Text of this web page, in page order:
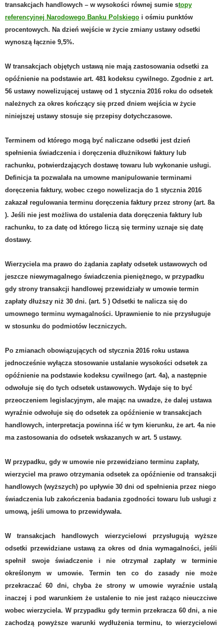
transakcjach handlowych – w wysokości równej sumie stopy
referencyjnej Narodowego Banku Polskiego i ośmiu punktów
procentowych. Na dzień wejście w życie zmiany ustawy odsetki
wynoszą łącznie 9,5%.
W transakcjach objętych ustawą nie mają zastosowania odsetki za
opóźnienie na podstawie art. 481 kodeksu cywilnego. Zgodnie z art.
56 ustawy nowelizującej ustawę od 1 stycznia 2016 roku do odsetek
należnych za okres kończący się przed dniem wejścia w życie
niniejszej ustawy stosuje się przepisy dotychczasowe.
Terminem od którego mogą być naliczane odsetki jest dzień
spełnienia świadczenia i doręczenia dłużnikowi faktury lub
rachunku, potwierdzających dostawę towaru lub wykonanie usługi.
Definicja ta pozwalała na umowne manipulowanie terminami
doręczenia faktury, wobec czego nowelizacja do 1 stycznia 2016
zakazał regulowania terminu doręczenia faktury przez strony (art. 8a
). Jeśli nie jest możliwa do ustalenia data doręczenia faktury lub
rachunku, to za datę od którego liczą się terminy uznaje się datę
dostawy.
Wierzyciela ma prawo do żądania zapłaty odsetek ustawowych od
jeszcze niewymagalnego świadczenia pieniężnego, w przypadku
gdy strony transakcji handlowej przewidziały w umowie termin
zapłaty dłuższy niż 30 dni. (art. 5 ) Odsetki te nalicza się do
umownego terminu wymagalności. Uprawnienie to nie przysługuje
w stosunku do podmiotów leczniczych.
Po zmianach obowiązujących od stycznia 2016 roku ustawa
jednocześnie wyłącza stosowanie ustalanie wysokości odsetek za
opóźnienie na podstawie kodeksu cywilnego (art. 4a), a następnie
odwołuje się do tych odsetek ustawowych. Wydaje się to być
przeoczeniem legislacyjnym, ale mając na uwadze, że dalej ustawa
wyraźnie odwołuje się do odsetek za opóźnienie w transakcjach
handlowych, interpretacja powinna iść w tym kierunku, że art. 4a nie
ma zastosowania do odsetek wskazanych w art. 5 ustawy.
W przypadku, gdy w umowie nie przewidziano terminu zapłaty,
wierzyciel ma prawo otrzymania odsetek za opóźnienie od transakcji
handlowych (wyższych) po upływie 30 dni od spełnienia przez niego
świadczenia lub zakończenia badania zgodności towaru lub usługi z
umową, jeśli umowa to przewidywała.
W transakcjach handlowych wierzycielowi przysługują wyższe
odsetki przewidziane ustawą za okres od dnia wymagalności, jeśli
spełnił swoje świadczenie i nie otrzymał zapłaty w terminie
określonym w umowie. Termin ten co do zasady nie może
przekraczać 60 dni, chyba że strony w umowie wyraźnie ustalą
inaczej i pod warunkiem że ustalenie to nie jest rażąco nieuczciwe
wobec wierzyciela. W przypadku gdy termin przekracza 60 dni, a nie
zachodzą powyższe warunki wydłużenia terminu, to wierzycielowi